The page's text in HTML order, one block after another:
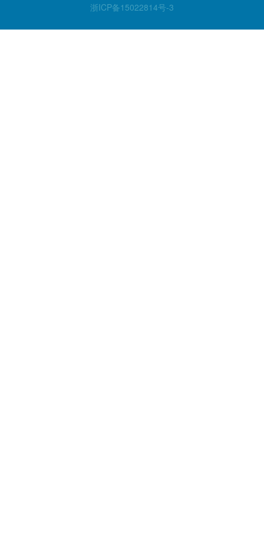
浙ICP备15022814号-3